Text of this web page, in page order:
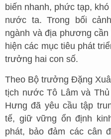
biến nhanh, phức tạp,
nước ta. Trong bối
ngành và địa phương
hiện các mục tiêu phát
trưởng hai con số.
Theo Bộ trưởng Đặng
tịch nước Tô Lâm và
Hưng đã yêu cầu tập
tế, giữ vững ổn định
phát, bảo đảm các cân